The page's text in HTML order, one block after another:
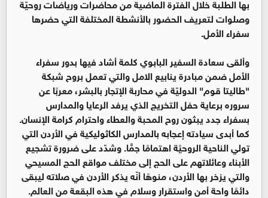
بها الطلبة خلال الفترة الماضية من محاضرات ورياضات روحيّة
وصلوات لتعريف الحضور بالأنشطة المختلفة التي حضرها
سفراء الأمل.
وألقى سعادة السفير البابوي كلمة أشاد فيها بدور سفراء
الأمل ضمن مبادرة ينابيع الامل والتي تعمل بروح شبكة
"طاليتا قوم" الدوليّة في محاربة الإتجار بالبشر، معربًا عن
سروره برعاية حفل التخريج الذي يرفد الرعايا والمدارس
بسفراء جدد يبثون روح المحبة والعطاء واحترام كرامة الإنسان.
كما أبدى سيادته إعجابه بالمدارس الكاثوليكية في الأردن التي
تولي الناحية الروحيًة اهتمامًا جمًّا. وشدّد على ضرورة تشجيع
الأبناء وعائلاتهم على الحج إلى مختلف مواقع الحج المسيحي
والتي يزخر بها الأردن، منوهًا أنّه يذكر الأردن في صلاته ليبقى
دائمًا واحة أمن واستقرار وسلام في هذه البقعة من العالم.